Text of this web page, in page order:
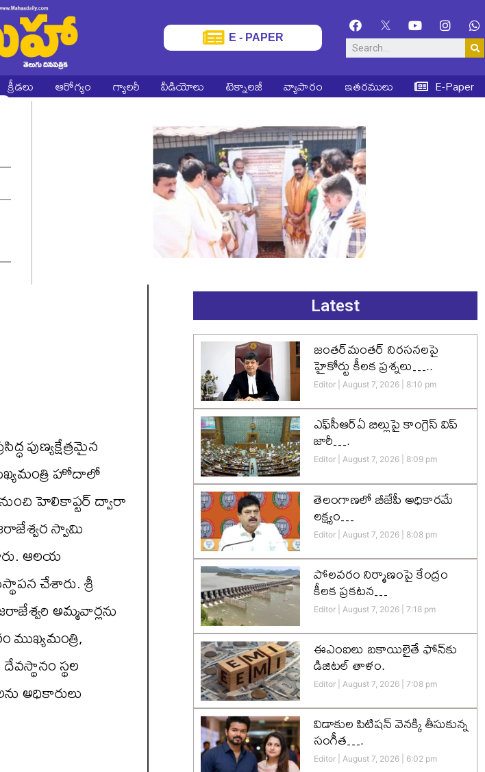
E - PAPER
క్రీడలు ఆరోగ్యం గ్యాలరీ వీడియోలు టెక్నాలజీ వ్యాపారం ఇతరములు E-Paper
పుణ్యక్షేత్రమైన
హోదాలో
హెలికాప్టర్‌ ద్వారా
స్వామి
ఆలయ
చేశారు. శ్రీ
అమ్మవార్లను
ముఖ్యమంత్రి,
స్థల
అధికారులు
Latest
జంతర్‌మంతర్ నిరసనలపై
హైకోర్టు కీలక ప్రశ్నలు…..
Editor August 7, 2026 8:10 pm
ఎఫ్‌సీఆర్‌ఏ బిల్లుపై కాంగ్రెస్ విప్
జారీ….
Editor August 7, 2026 8:09 pm
తెలంగాణలో బీజేపీ అధికారమే
లక్ష్యం…
Editor August 7, 2026 8:08 pm
పోలవరం నిర్మాణంపై కేంద్రం
కీలక ప్రకటన…
Editor August 7, 2026 7:18 pm
ఈఎంఐలు బకాయిలైతే ఫోన్‌కు
డిజిటల్ తాళం.
Editor August 7, 2026 7:08 pm
విడాకుల పిటిషన్ వెనక్కి తీసుకున్న
సంగీత….
Editor August 7, 2026 6:02 pm